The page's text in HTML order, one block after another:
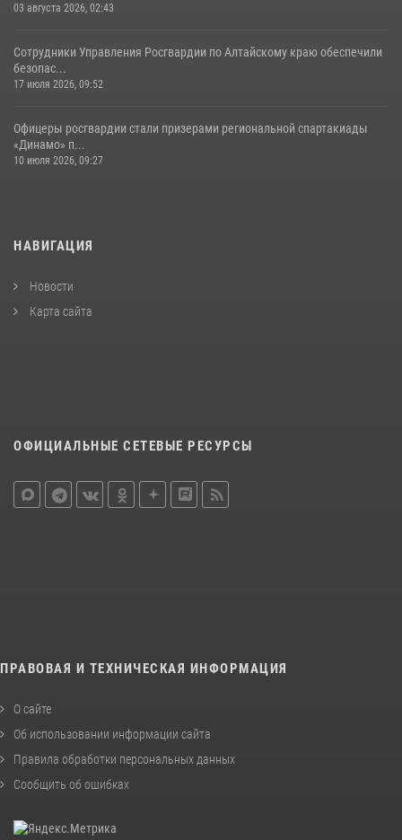
03 августа 2026, 02:43
Сотрудники Управления Росгвардии по Алтайскому краю обеспечили
безопас...
17 июля 2026, 09:52
Офицеры росгвардии стали призерами региональной спартакиады
«Динамо» п...
10 июля 2026, 09:27
НАВИГАЦИЯ
Новости
Карта сайта
ОФИЦИАЛЬНЫЕ СЕТЕВЫЕ РЕСУРСЫ
ПРАВОВАЯ И ТЕХНИЧЕСКАЯ ИНФОРМАЦИЯ
О сайте
Об использовании информации сайта
Правила обработки персональных данных
Сообщить об ошибках